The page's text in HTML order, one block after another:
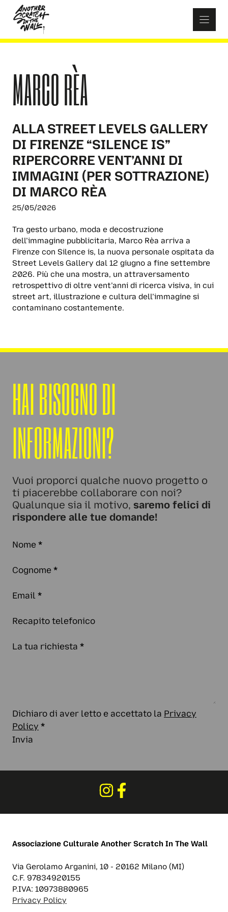
content
MARCO RÈA
ALLA STREET LEVELS GALLERY
DI FIRENZE “SILENCE IS”
RIPERCORRE VENT’ANNI DI
IMMAGINI (PER SOTTRAZIONE)
DI MARCO RÈA
25/05/2026
Tra gesto urbano, moda e decostruzione
dell’immagine pubblicitaria, Marco Rèa arriva a
Firenze con Silence is, la nuova personale ospitata da
Street Levels Gallery dal 12 giugno a fine settembre
2026. Più che una mostra, un attraversamento
retrospettivo di oltre vent’anni di ricerca visiva, in cui
street art, illustrazione e cultura dell’immagine si
contaminano costantemente.
HAI BISOGNO DI
INFORMAZIONI?
Vuoi proporci qualche nuovo progetto o
ti piacerebbe collaborare con noi?
Qualunque sia il motivo, saremo felici di
rispondere alle tue domande!
Nome *
Cognome *
Email *
Recapito telefonico
La tua richiesta *
Dichiaro di aver letto e accettato la Privacy
Policy *
Invia
Associazione Culturale Another Scratch In The Wall
Via Gerolamo Arganini, 10 - 20162 Milano (MI)
C.F. 97834920155
P.IVA: 10973880965
Privacy Policy